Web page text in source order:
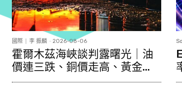
國際 李 振麟 - 2026-08-06
霍爾木茲海峽談判露曙光｜油
價連三跌、銅價走高、黃金...